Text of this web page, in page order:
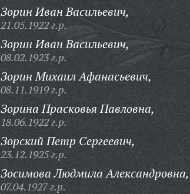
Зорин Иван Васильевич,
21.05.1922 г.р.
Зорин Иван Васильевич,
08.02.1923 г.р.
Зорин Михаил Афанасьевич,
08.11.1919 г.р.
Зорина Прасковья Павловна,
18.06.1922 г.р.
Зорский Петр Сергеевич,
23.12.1925 г.р.
Зосимова Людмила Александровна,
07.04.1927 г.р.